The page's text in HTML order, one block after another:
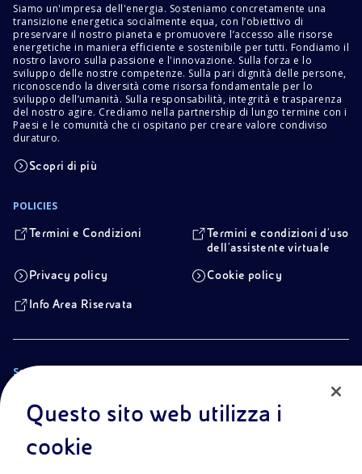
Siamo un'impresa dell'energia. Sosteniamo concretamente una
transizione energetica socialmente equa, con l’obiettivo di
preservare il nostro pianeta e promuovere l’accesso alle risorse
energetiche in maniera efficiente e sostenibile per tutti. Fondiamo il
nostro lavoro sulla passione e l'innovazione. Sulla forza e lo
sviluppo delle nostre competenze. Sulla pari dignità delle persone,
riconoscendo la diversità come risorsa fondamentale per lo
sviluppo dell’umanità. Sulla responsabilità, integrità e trasparenza
del nostro agire. Crediamo nella partnership di lungo termine con i
Paesi e le comunità che ci ospitano per creare valore condiviso
duraturo.
Scopri di più
POLICIES
Termini e Condizioni
Termini e condizioni d'uso
dell'assistente virtuale
Privacy policy Cookie policy
Info Area Riservata
Sede Legale
Secondi secondarie
Via Emilia, 1 e Piazza Ezio Vanoni, 1 20097 San Donato Milanese (MI)
Capitale sociale
Questo sito web utilizza i
cookie